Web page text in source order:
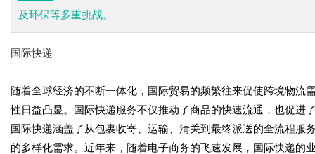
及环保等多重挑战。
国际快递
随着全球经济的不断一体化，国际贸易的频繁往来促使跨境物
性日益凸显。国际快递服务不仅推动了商品的快速流通，也促进
国际快递涵盖了从包裹收寄、运输、清关到最终派送的全流程
的多样化需求。近年来，随着电子商务的飞速发展，国际快递